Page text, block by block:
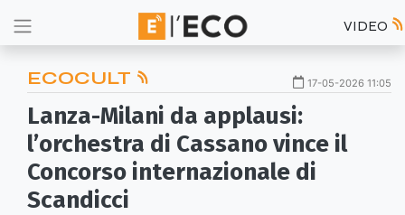
VIDEO
ECOCULT 17-05-2026 11:05
Lanza-Milani da applausi:
l’orchestra di Cassano vince il
Concorso internazionale di
Scandicci